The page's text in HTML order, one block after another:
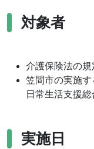
対象者
介護保険法の
笠間市の実施す
日常生活支援
実施日